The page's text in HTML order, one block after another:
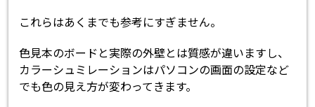
これらはあくまでも参考にすぎません。
色見本のボードと実際の外壁とは質感が違いますし、
カラーシュミレーションはパソコンの画面の設定など
でも色の見え方が変わってきます。